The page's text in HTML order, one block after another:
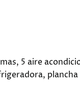
5 aire
plancha